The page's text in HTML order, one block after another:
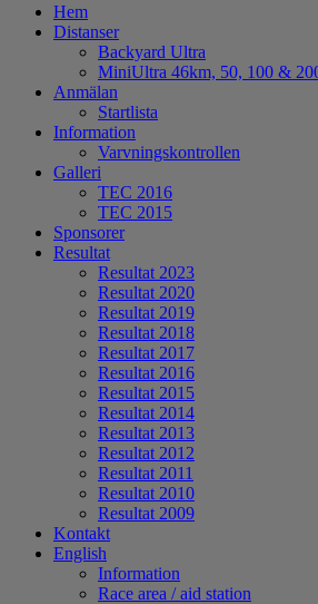
Hem
Distanser
Backyard Ultra
MiniUltra 46km, 50, 100 &
Anmälan
Startlista
Information
Varvningskontrollen
Galleri
TEC 2016
TEC 2015
Sponsorer
Resultat
Resultat 2023
Resultat 2020
Resultat 2019
Resultat 2018
Resultat 2017
Resultat 2016
Resultat 2015
Resultat 2014
Resultat 2013
Resultat 2012
Resultat 2011
Resultat 2010
Resultat 2009
Kontakt
English
Information
Race area / aid station